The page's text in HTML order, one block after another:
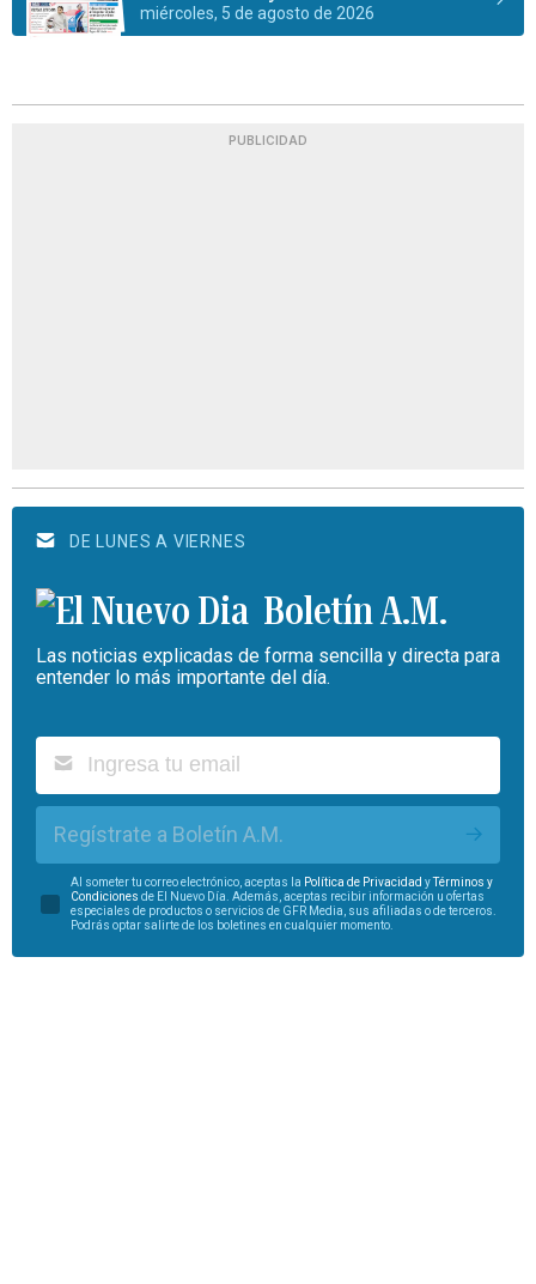
miércoles, 5 de agosto de 2026
PUBLICIDAD
DE LUNES A VIERNES
Boletín A.M.
Las noticias explicadas de forma sencilla y directa para
entender lo más importante del día.
Regístrate a Boletín A.M.
Al someter tu correo electrónico, aceptas la Política de Privacidad yTérminos y
Condiciones de El Nuevo Día. Además, aceptas recibir información u ofertas
especiales de productos o servicios de GFR Media, sus afiliadas o de terceros.
Podrás optar salirte de los boletines en cualquier momento.